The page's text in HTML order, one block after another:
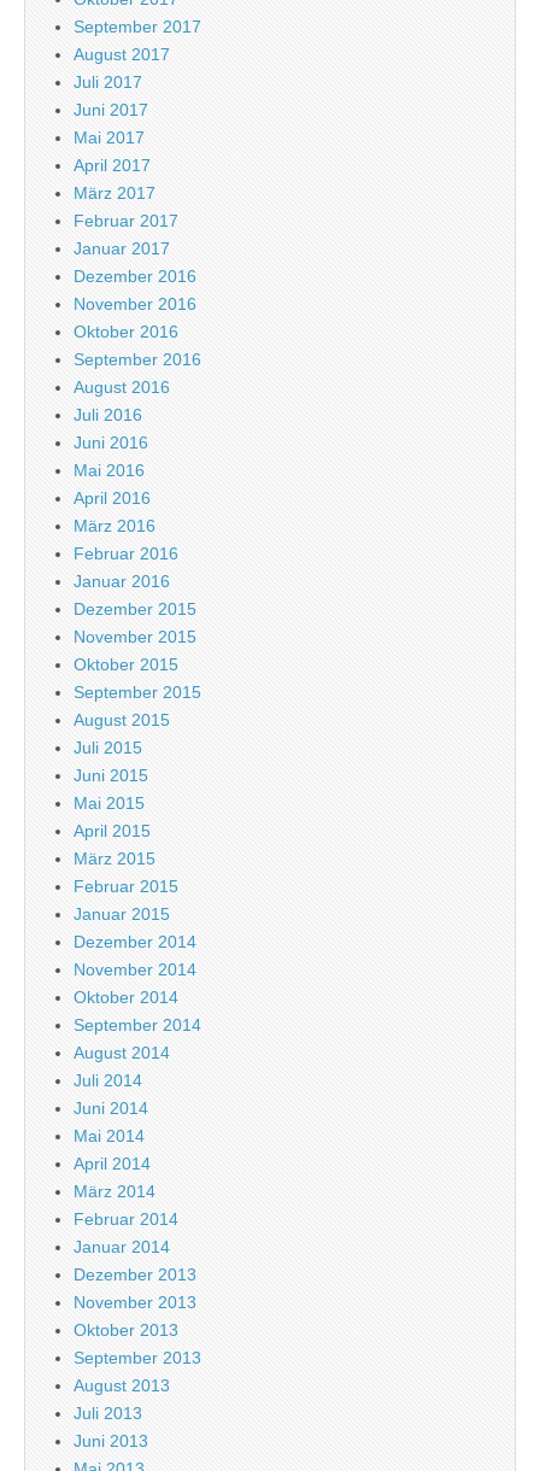
September 2017
August 2017
Juli 2017
Juni 2017
Mai 2017
April 2017
März 2017
Februar 2017
Januar 2017
Dezember 2016
November 2016
Oktober 2016
September 2016
August 2016
Juli 2016
Juni 2016
Mai 2016
April 2016
März 2016
Februar 2016
Januar 2016
Dezember 2015
November 2015
Oktober 2015
September 2015
August 2015
Juli 2015
Juni 2015
Mai 2015
April 2015
März 2015
Februar 2015
Januar 2015
Dezember 2014
November 2014
Oktober 2014
September 2014
August 2014
Juli 2014
Juni 2014
Mai 2014
April 2014
März 2014
Februar 2014
Januar 2014
Dezember 2013
November 2013
Oktober 2013
September 2013
August 2013
Juli 2013
Juni 2013